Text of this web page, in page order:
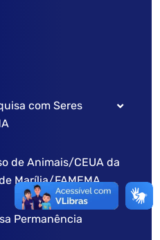
FAMEMA
Relatório Anual de IC
com Seres
de Animais/CEUA da
Marília/FAMEMA
Permanência